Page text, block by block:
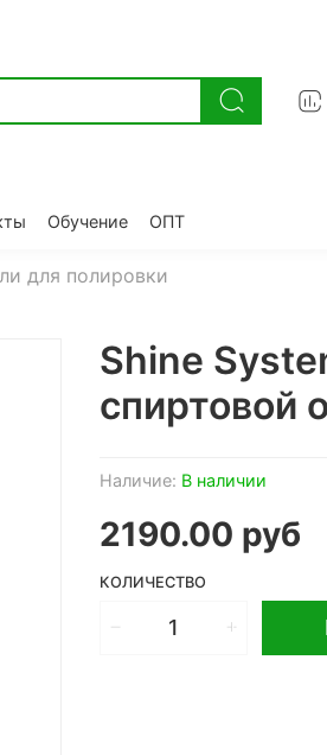
Обучение ОПТ
для полировки
Наличие: В наличии
Shine
спиртовой
2190.00 руб
КОЛИЧЕСТВО